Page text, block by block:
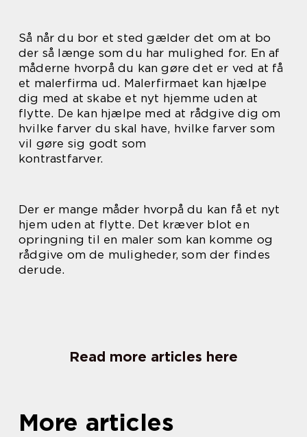
Så når du bor et sted gælder det om at bo
der så længe som du har mulighed for. En af
måderne hvorpå du kan gøre det er ved at få
et malerfirma ud. Malerfirmaet kan hjælpe
dig med at skabe et nyt hjemme uden at
flytte. De kan hjælpe med at rådgive dig om
hvilke farver du skal have, hvilke farver som
vil gøre sig godt som
kontrastfarver.
Der er mange måder hvorpå du kan få et nyt
hjem uden at flytte. Det kræver blot en
opringning til en maler som kan komme og
rådgive om de muligheder, som der findes
derude.
Read more articles here
More articles